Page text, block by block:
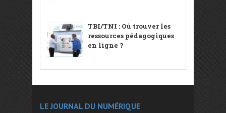
TBI/TNI : Où trouver les
ressources pédagogiques
en ligne ?
LE JOURNAL DU NUMÉRIQUE